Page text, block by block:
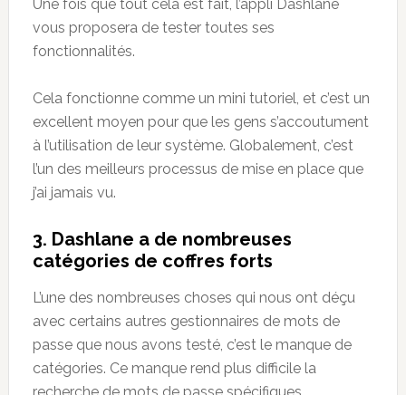
Une fois que tout cela est fait, l’appli Dashlane
vous proposera de tester toutes ses
fonctionnalités.
Cela fonctionne comme un mini tutoriel, et c’est un
excellent moyen pour que les gens s’accoutument
à l’utilisation de leur système. Globalement, c’est
l’un des meilleurs processus de mise en place que
j’ai jamais vu.
3. Dashlane a de nombreuses
catégories de coffres forts
L’une des nombreuses choses qui nous ont déçu
avec certains autres gestionnaires de mots de
passe que nous avons testé, c’est le manque de
catégories. Ce manque rend plus difficile la